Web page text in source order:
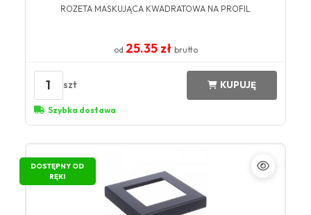
ROZETA MASKUJĄCA KWADRATOWA NA PROFIL
od 25.35 zł brutto
1 szt KUPUJĘ
Szybka dostawa
DOSTĘPNY OD
RĘKI